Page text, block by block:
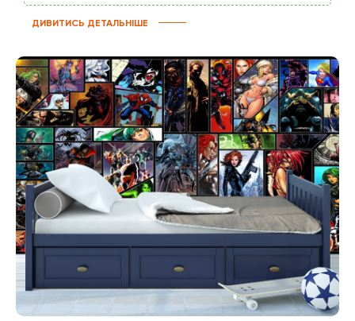
ДИВИТИСЬ ДЕТАЛЬНІШЕ